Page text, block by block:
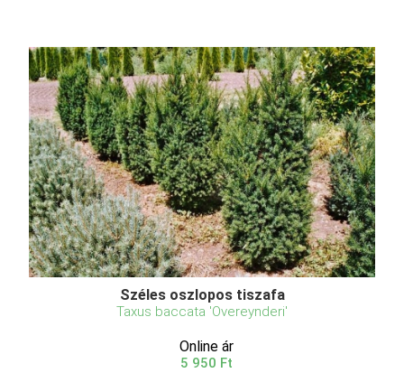
Széles oszlopos tiszafa
Taxus baccata 'Overeynderi'
Online ár
5 950 Ft